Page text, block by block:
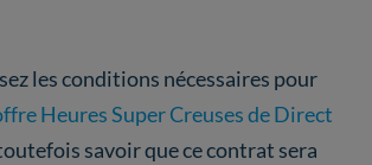
les conditions nécessaires pour
Heures Super Creuses de Direct
savoir que ce contrat sera